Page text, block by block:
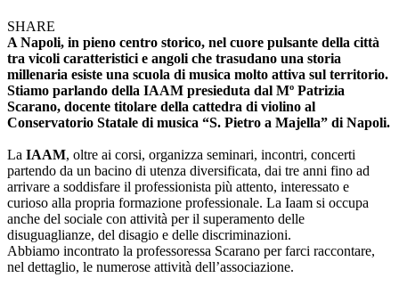
SHARE
A Napoli, in pieno centro storico, nel cuore pulsante della città
tra vicoli caratteristici e angoli che trasudano una storia
millenaria esiste una scuola di musica molto attiva sul territorio.
Stiamo parlando della IAAM presieduta dal Mº Patrizia
Scarano, docente titolare della cattedra di violino al
Conservatorio Statale di musica “S. Pietro a Majella” di Napoli.
La IAAM, oltre ai corsi, organizza seminari, incontri, concerti
partendo da un bacino di utenza diversificata, dai tre anni fino ad
arrivare a soddisfare il professionista più attento, interessato e
curioso alla propria formazione professionale. La Iaam si occupa
anche del sociale con attività per il superamento delle
disuguaglianze, del disagio e delle discriminazioni.
Abbiamo incontrato la professoressa Scarano per farci raccontare,
nel dettaglio, le numerose attività dell’associazione.